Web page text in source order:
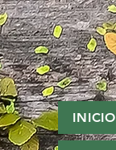
INICIO